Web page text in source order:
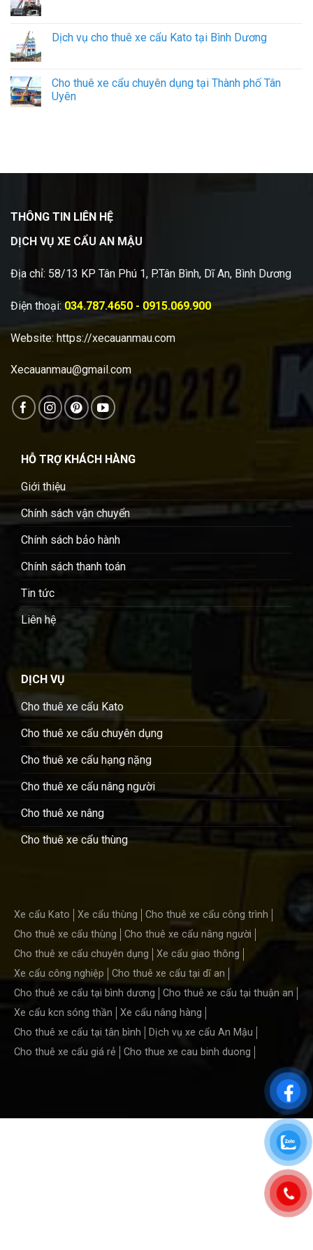
Dịch vụ cho thuê xe cẩu Kato tại Bình Dương
Cho thuê xe cẩu chuyên dụng tại Thành phố Tân
Uyên
THÔNG TIN LIÊN HỆ
DỊCH VỤ XE CẨU AN MẬU
Địa chỉ: 58/13 KP Tân Phú 1, P.Tân Bình, Dĩ An, Bình Dương
Điện thoại: 034.787.4650 - 0915.069.900
Website: https://xecauanmau.com
Xecauanmau@gmail.com
HỖ TRỢ KHÁCH HÀNG
Giới thiệu
Chính sách vận chuyển
Chính sách bảo hành
Chính sách thanh toán
Tin tức
Liên hệ
DỊCH VỤ
Cho thuê xe cẩu Kato
Cho thuê xe cẩu chuyên dụng
Cho thuê xe cẩu hạng nặng
Cho thuê xe cẩu nâng người
Cho thuê xe nâng
Cho thuê xe cẩu thùng
Xe cẩu Kato Xe cẩu thùng
Cho thuê xe cẩu công trình
Cho thuê xe cẩu thùng
Cho thuê xe cẩu nâng người
Cho thuê xe cẩu chuyên dụng
Xe cẩu giao thông
Xe cẩu công nghiệp
Cho thuê xe cẩu tại dĩ an
Cho thuê xe cẩu tại bình dương
Cho thuê xe cẩu tại thuận an
Xe cẩu kcn sóng thần
Xe cẩu nâng hàng
Cho thuê xe cẩu tại tân bình
Dịch vụ xe cẩu An Mậu
Cho thuê xe cẩu giá rẻ
Cho thue xe cau binh duong